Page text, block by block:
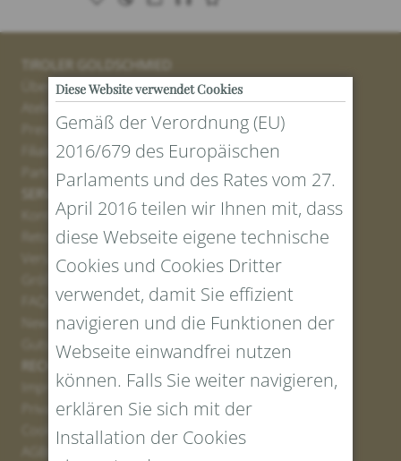
TIROLER GOLDSCHMIED
Über uns
Atelier
Presse
Filialen
Partner
Kontakt
Retourenportal
Versand
Newsletter Anmelden
Gutschein erstellen
Impressum
Privacy Policy
Cookies
Diese Website verwendet Cookies
Gemäß der Verordnung (EU)
2016/679 des Europäischen
Parlaments und des Rates vom 27.
April 2016 teilen wir Ihnen mit, dass
diese Webseite eigene technische
Cookies und Cookies Dritter
verwendet, damit Sie effizient
navigieren und die Funktionen der
Webseite einwandfrei nutzen
können. Falls Sie weiter navigieren,
erklären Sie sich mit der
Installation der Cookies